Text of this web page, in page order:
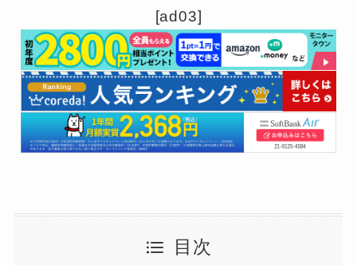
[ad03]
目次